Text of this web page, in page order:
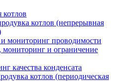
котлов
котлов (непрерывная
мониторинг проводимости
мониторинг и ограничение
качества конденсата
котлов (периодическая